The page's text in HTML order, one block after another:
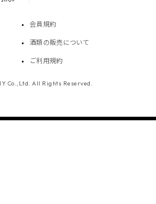
会員規約
酒類の販売について
ご利用規約
Co.,Ltd. All Rights Reserved.